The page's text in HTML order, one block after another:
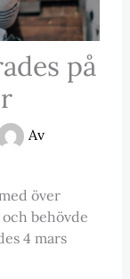
på
Av
över
behövde
4 mars